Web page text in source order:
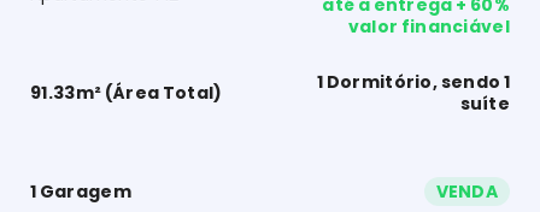
91.33m² (Área Total)
1 Dormitório, sendo 1
suíte
1 Garagem
valor financiável
VENDA